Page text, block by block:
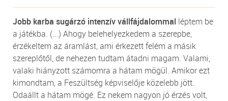
Jobb karba sugárzó intenzív vállfájdalommal léptem be
a játékba. (...) Ahogy belehelyezkedem a szerepbe,
érzékeltem az áramlást, ami érkezett felém a másik
szereplőtől, de nehezen tudtam átadni magam. Valami,
valaki hiányzott számomra a hátam mögül. Amikor ezt
kimondtam, a Feszültség képviselője közelebb jött.
Odaállt a hátam mögé. Ez nekem nagyon jó érzés volt,